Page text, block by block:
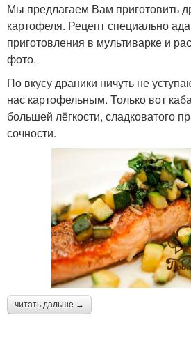
Мы предлагаем Вам приготовить
картофеля. Рецепт специально
приготовления в мультиварке и
фото.
По вкусу драники ничуть не
нас картофельным. Только вот
большей лёгкости, сладковатого
сочности.
читать дальше →